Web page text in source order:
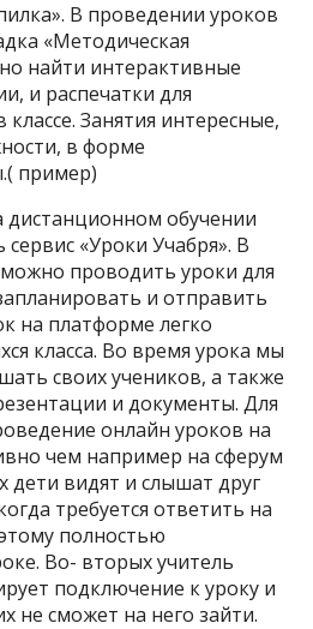
В проведении уроков
«Методическая
найти интерактивные
и распечатки для
Занятия интересные,
в форме
пример)
дистанционном обучении
«Уроки Учабря». В
проводить уроки для
и отправить
на платформе легко
класса. Во время урока мы
своих учеников, а также
и документы. Для
онлайн уроков на
чем например на сферум
дети видят и слышат друг
требуется ответить на
полностью
Во- вторых учитель
подключение к уроку и
не сможет на него зайти.